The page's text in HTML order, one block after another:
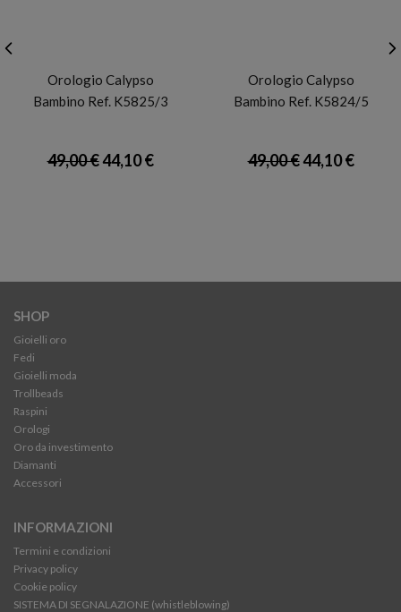
Orologio Calypso
Bambino Ref. K5825/3
49,00 €44,10 €
Orologio Calypso
Bambino Ref. K5824/5
49,00 €44,10 €
SHOP
Gioielli oro
Fedi
Gioielli moda
Trollbeads
Raspini
Orologi
Oro da investimento
Diamanti
Accessori
INFORMAZIONI
Termini e condizioni
Privacy policy
Cookie policy
SISTEMA DI SEGNALAZIONE (whistleblowing)